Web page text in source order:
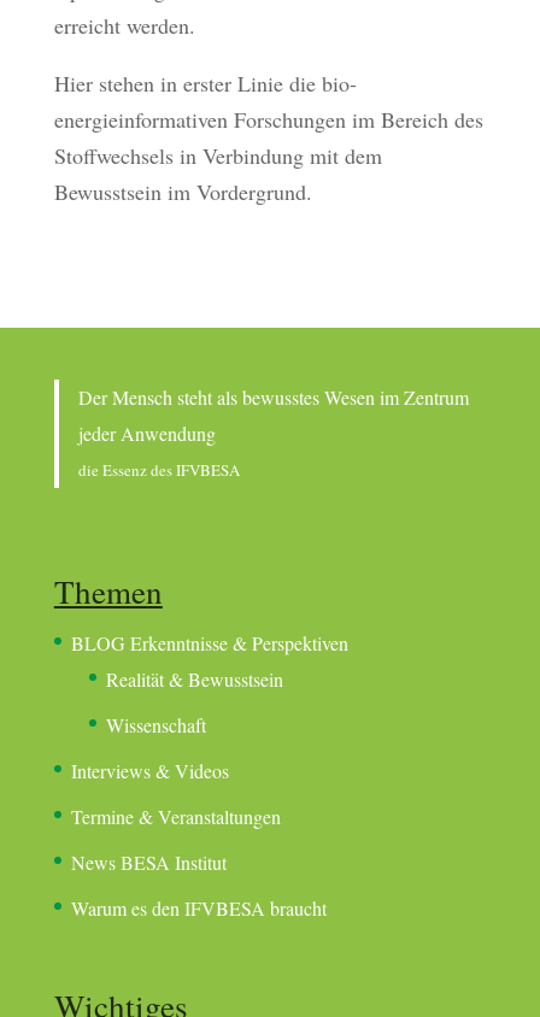
erreicht werden.
Hier stehen in erster Linie die bio-
energieinformativen Forschungen im Bereich des
Stoffwechsels in Verbindung mit dem
Bewusstsein im Vordergrund.
Der Mensch steht als bewusstes Wesen im Zentrum
jeder Anwendung
die Essenz des IFVBESA
Themen
BLOG Erkenntnisse & Perspektiven
Realität & Bewusstsein
Wissenschaft
Interviews & Videos
Termine & Veranstaltungen
News BESA Institut
Warum es den IFVBESA braucht
Wichtiges